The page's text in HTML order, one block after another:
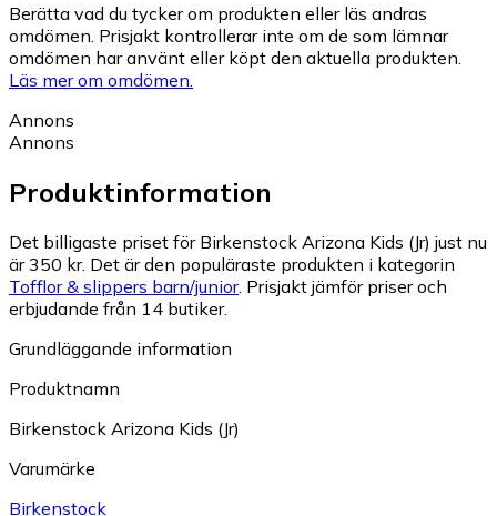
Berätta vad du tycker om produkten eller läs andras
omdömen. Prisjakt kontrollerar inte om de som lämnar
omdömen har använt eller köpt den aktuella produkten.
Läs mer om omdömen.
Annons
Annons
Produktinformation
Det billigaste priset för Birkenstock Arizona Kids (Jr) just nu
är 350 kr. Det är den populäraste produkten i kategorin
Tofflor & slippers barn/junior. Prisjakt jämför priser och
erbjudande från 14 butiker.
Grundläggande information
Produktnamn
Birkenstock Arizona Kids (Jr)
Varumärke
Birkenstock